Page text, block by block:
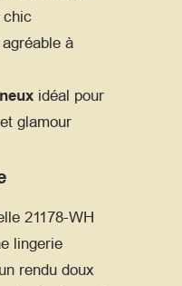
chic
agréable à
idéal pour
glamour
21178-WH
lingerie
rendu doux